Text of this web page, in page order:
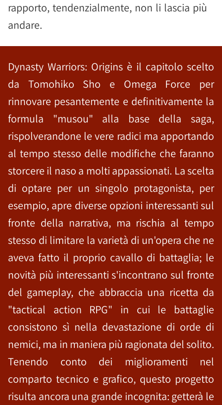
rapporto, tendenzialmente, non li lascia più
andare.
Dynasty Warriors: Origins è il capitolo scelto
da Tomohiko Sho e Omega Force per
rinnovare pesantemente e definitivamente la
formula "musou" alla base della saga,
rispolverandone le vere radici ma apportando
al tempo stesso delle modifiche che faranno
storcere il naso a molti appassionati. La scelta
di optare per un singolo protagonista, per
esempio, apre diverse opzioni interessanti sul
fronte della narrativa, ma rischia al tempo
stesso di limitare la varietà di un'opera che ne
aveva fatto il proprio cavallo di battaglia; le
novità più interessanti s'incontrano sul fronte
del gameplay, che abbraccia una ricetta da
"tactical action RPG" in cui le battaglie
consistono sì nella devastazione di orde di
nemici, ma in maniera più ragionata del solito.
Tenendo conto dei miglioramenti nel
comparto tecnico e grafico, questo progetto
risulta ancora una grande incognita: getterà le